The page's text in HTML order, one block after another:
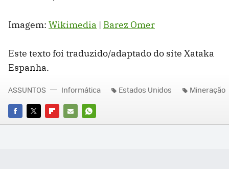
Imagem: Wikimedia | Barez Omer
Este texto foi traduzido/adaptado do site Xataka
Espanha.
FACEBOOK
TWITTERFLIPBOARD
E-
WHATSAPP
ASSUNTOS Informática Estados Unidos Mineração